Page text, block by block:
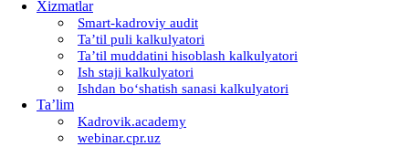
Xizmatlar
Smart-kadroviy audit
Ta’til puli kalkulyatori
Ta’til muddatini hisoblash kalkulyatori
Ish staji kalkulyatori
Ishdan boʻshatish sanasi kalkulyatori
Ta’lim
Kadrovik.academy
webinar.cpr.uz